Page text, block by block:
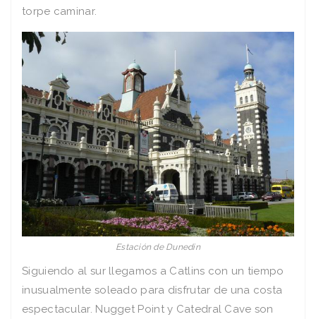
torpe caminar.
Estación de Dunedin
Siguiendo al sur llegamos a Catlins con un tiempo
inusualmente soleado para disfrutar de una costa
espectacular. Nugget Point y Catedral Cave son